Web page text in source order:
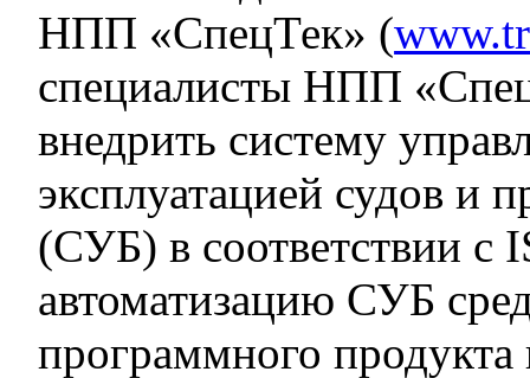
НПП «СпецТек» (
специалисты НПП
внедрить систему
эксплуатацией судов и
(СУБ) в соответствии с
автоматизацию СУБ
программного